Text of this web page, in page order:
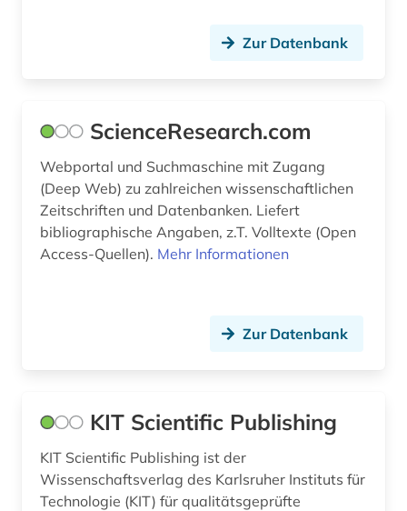
programmierung (1)
psychologie (1)
pumpentechnik (1)
pädagogik (6)
recht (1)
rechtsvorschriften (1)
rechtswissenschaft (1)
Zur Datenbank
ScienceResearch.com
Webportal und Suchmaschine mit Zugang
(Deep Web) zu zahlreichen wissenschaftlichen
Zeitschriften und Datenbanken. Liefert
bibliographische Angaben, z.T. Volltexte (Open
Access-Quellen). Mehr Informationen
Zur Datenbank
KIT Scientific Publishing
KIT Scientific Publishing ist der
Wissenschaftsverlag des Karlsruher Instituts für
Technologie (KIT) für qualitätsgeprüfte